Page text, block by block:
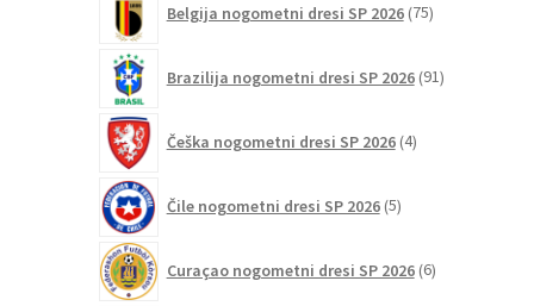
Belgija nogometni dresi SP 2026 75izdelkov
Brazilija nogometni dresi SP 2026 91izdelkov
Češka nogometni dresi SP 2026 4izdelki
Čile nogometni dresi SP 2026 5izdelkov
Curaçao nogometni dresi SP 2026 6izdelkov